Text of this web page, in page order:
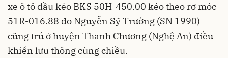
xe ô tô đầu kéo BKS 50H-450.00 kéo theo rơ móc
51R-016.88 do Nguyễn Sỹ Trường (SN 1990)
cũng trú ở huyện Thanh Chương (Nghệ An) điều
khiển lưu thông cùng chiều.